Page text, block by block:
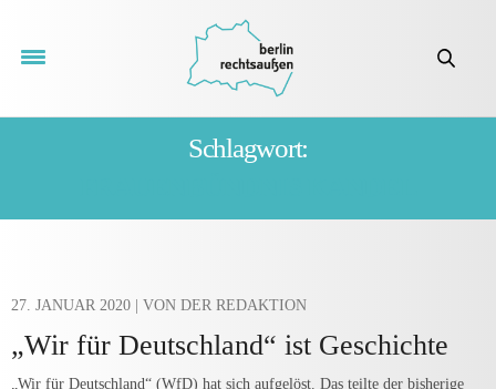
Schlagwort:
27. JANUAR 2020 | VON DER REDAKTION
„Wir für Deutschland“ ist Geschichte
„Wir für Deutschland“ (WfD) hat sich aufgelöst. Das teilte der bisherige